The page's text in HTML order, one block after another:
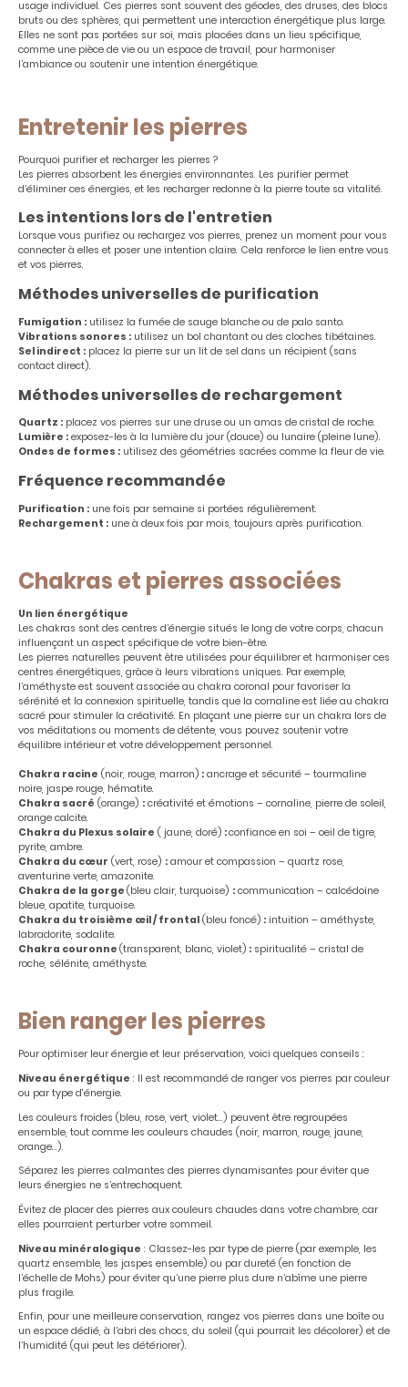
usage individuel. Ces pierres sont souvent des géodes, des druses, des blocs
bruts ou des sphères, qui permettent une interaction énergétique plus large.
Elles ne sont pas portées sur soi, mais placées dans un lieu spécifique,
comme une pièce de vie ou un espace de travail, pour harmoniser
l’ambiance ou soutenir une intention énergétique.
Entretenir les pierres
Pourquoi purifier et recharger les pierres ?
Les pierres absorbent les énergies environnantes. Les purifier permet
d’éliminer ces énergies, et les recharger redonne à la pierre toute sa vitalité.
Les intentions lors de l'entretien
Lorsque vous purifiez ou rechargez vos pierres, prenez un moment pour vous
connecter à elles et poser une intention claire. Cela renforce le lien entre vous
et vos pierres.
Méthodes universelles de purification
Fumigation : utilisez la fumée de sauge blanche ou de palo santo.
Vibrations sonores : utilisez un bol chantant ou des cloches tibétaines.
Sel indirect : placez la pierre sur un lit de sel dans un récipient (sans
contact direct).
Méthodes universelles de rechargement
Quartz : placez vos pierres sur une druse ou un amas de cristal de roche.
Lumière : exposez-les à la lumière du jour (douce) ou lunaire (pleine lune).
Ondes de formes : utilisez des géométries sacrées comme la fleur de vie.
Fréquence recommandée
Purification : une fois par semaine si portées régulièrement.
Rechargement : une à deux fois par mois, toujours après purification.
Chakras et pierres associées
Un lien énergétique
Les chakras sont des centres d’énergie situés le long de votre corps, chacun
influençant un aspect spécifique de votre bien-être.
Les pierres naturelles peuvent être utilisées pour équilibrer et harmoniser ces
centres énergétiques, grâce à leurs vibrations uniques. Par exemple,
l’améthyste est souvent associée au chakra coronal pour favoriser la
sérénité et la connexion spirituelle, tandis que la cornaline est liée au chakra
sacré pour stimuler la créativité. En plaçant une pierre sur un chakra lors de
vos méditations ou moments de détente, vous pouvez soutenir votre
équilibre intérieur et votre développement personnel.
Chakra racine (noir, rouge, marron) : ancrage et sécurité – tourmaline
noire, jaspe rouge, hématite.
Chakra sacré (orange) : créativité et émotions – cornaline, pierre de soleil,
orange calcite.
Chakra du Plexus solaire ( jaune, doré) :confiance en soi – oeil de tigre,
pyrite, ambre.
Chakra du cœur (vert, rose) : amour et compassion – quartz rose,
aventurine verte, amazonite.
Chakra de la gorge (bleu clair, turquoise) : communication – calcédoine
bleue, apatite, turquoise.
Chakra du troisième œil / frontal (bleu foncé) : intuition – améthyste,
labradorite, sodalite.
Chakra couronne (transparent, blanc, violet) : spiritualité – cristal de
roche, sélénite, améthyste.
Bien ranger les pierres
Pour optimiser leur énergie et leur préservation, voici quelques conseils :
Niveau énergétique : Il est recommandé de ranger vos pierres par couleur
ou par type d'énergie.
Les couleurs froides (bleu, rose, vert, violet...) peuvent être regroupées
ensemble, tout comme les couleurs chaudes (noir, marron, rouge, jaune,
orange...).
Séparez les pierres calmantes des pierres dynamisantes pour éviter que
leurs énergies ne s’entrechoquent.
Évitez de placer des pierres aux couleurs chaudes dans votre chambre, car
elles pourraient perturber votre sommeil.
Niveau minéralogique : Classez-les par type de pierre (par exemple, les
quartz ensemble, les jaspes ensemble) ou par dureté (en fonction de
l’échelle de Mohs) pour éviter qu’une pierre plus dure n’abîme une pierre
plus fragile.
Enfin, pour une meilleure conservation, rangez vos pierres dans une boîte ou
un espace dédié, à l’abri des chocs, du soleil (qui pourrait les décolorer) et de
l’humidité (qui peut les détériorer).